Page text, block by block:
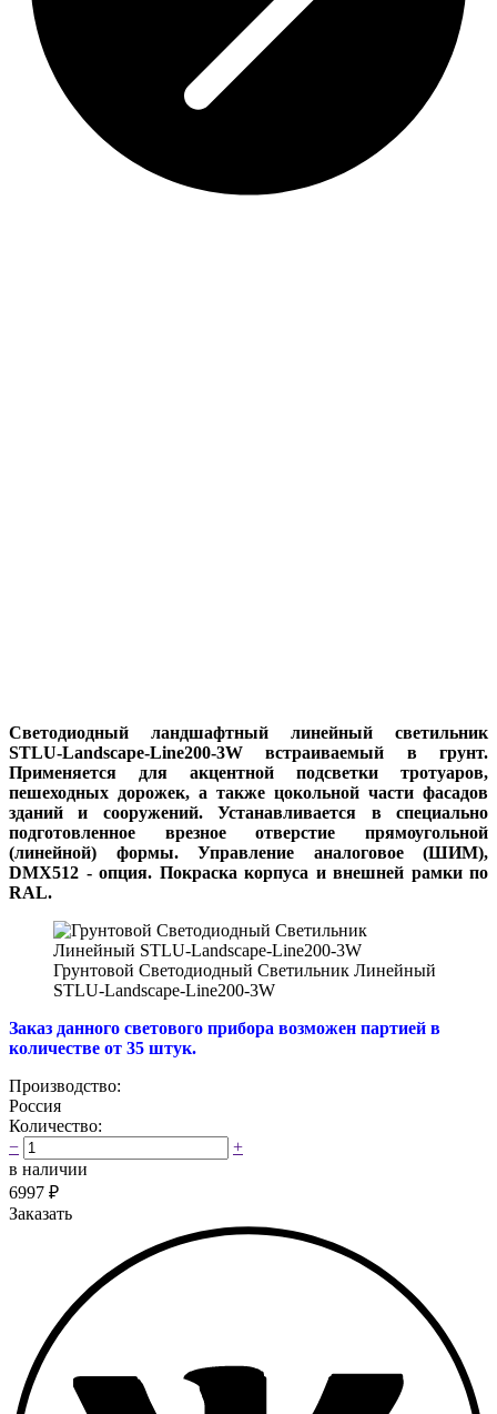
Светодиодный ландшафтный линейный светильник
STLU-Landscape-Line200-3W встраиваемый в грунт.
Применяется для акцентной подсветки тротуаров,
пешеходных дорожек, а также цокольной части фасадов
зданий и сооружений. Устанавливается в специально
подготовленное врезное отверстие прямоугольной
(линейной) формы. Управление аналоговое (ШИМ),
DMX512 - опция. Покраска корпуса и внешней рамки по
RAL.
Грунтовой Светодиодный Светильник Линейный
STLU-Landscape-Line200-3W
Заказ данного светового прибора возможен партией в
количестве от 35 штук.
Производство:
Россия
Количество:
−
+
в наличии
6997 ₽
Заказать